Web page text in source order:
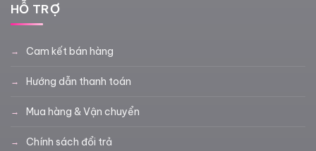
HỖ TRỢ
Cam kết bán hàng
Hướng dẫn thanh toán
Mua hàng & Vận chuyển
Chính sách đổi trả